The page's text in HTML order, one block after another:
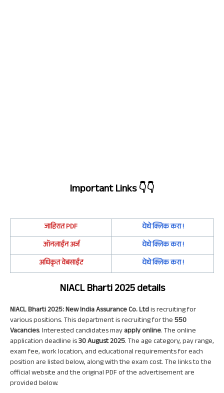
Important Links👇👇
जाहिरातPDF
येथे क्लिक करा !
ऑनलाईन अर्ज
येथे क्लिक करा !
अधिकृत वेबसाईट
येथे क्लिक करा !
NIACL Bharti 2025 details
NIACL Bharti 2025: New India Assurance Co. Ltdis recruiting for
various positions. This department is recruiting for the550
Vacancies. Interested candidates mayapply online. The online
application deadline is30 August 2025. The age category, pay range,
exam fee, work location, and educational requirements for each
position are listed below, along with the exam cost. The links to the
official website and the original PDF of the advertisement are
provided below.